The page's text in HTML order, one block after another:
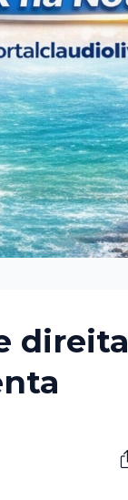
direita